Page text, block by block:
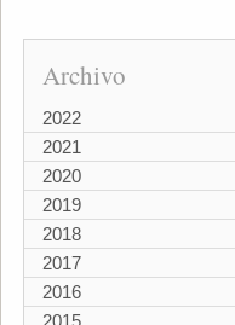
Archivo
2022
2021
2020
2019
2018
2017
2016
2015